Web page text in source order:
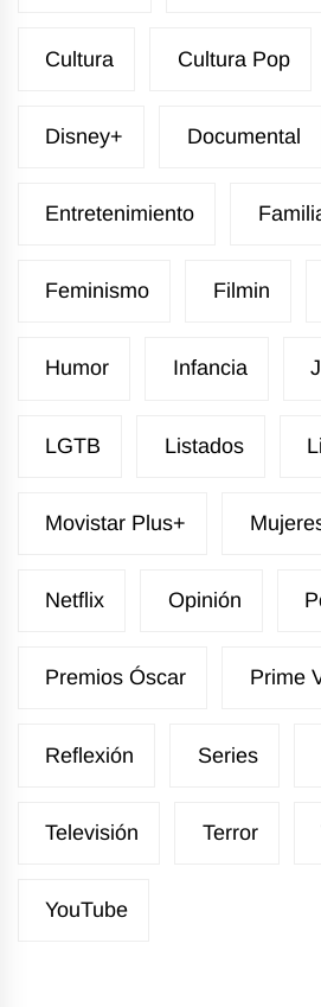
Cultura Cultura Pop
Disney+ Documental
Entretenimiento
Feminismo Filmin
Humor Infancia
LGTB Listados
Movistar Plus+
Netflix Opinión
Premios Óscar Prime
Reflexión Series
Televisión Terror
YouTube